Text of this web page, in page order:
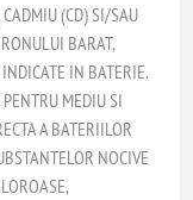
(CD) SI/SAU
BARAT,
IN BATERIE.
MEDIU SI
A BATERIILOR
NOCIVE